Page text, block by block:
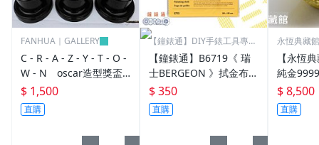
FANHUA｜GALLERY
C - R - A - Z - Y - T - O -
W - N oscar造型獎盃
奧斯卡小金人獎座擺件創
意交換禮物 尾牙活動 企
業學校公司年終頒獎禮物
$ 1,500
直購
【鐘錶通】DIY手錶工具專業
【鐘錶通】B6719《 瑞
士BERGEON 》拭金布/K
金布/金屬亮潔布/古董錶
清潔布├手錶保養/飾品
保養┤
$ 350
直購
永恆典藏
【永恆
純金
50錢 下
禮 喝茶
$ 8,500
直購